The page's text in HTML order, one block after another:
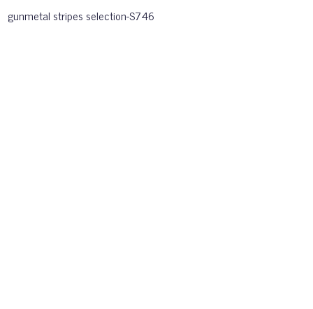
gunmetal stripes selection-S746